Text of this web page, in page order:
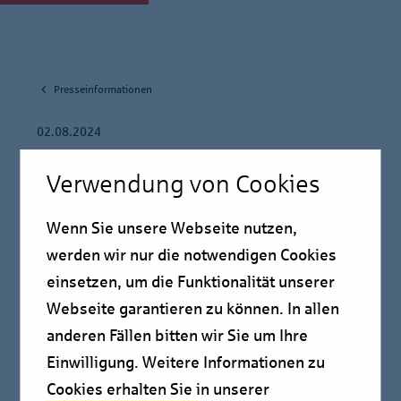
Presseinformationen
02.08.2024
Erster Blockchain
Pfandbrief der Berlin
Hyp erfolgreich emittiert
Pressmitteilung
Erste syndizierte Pfandbrief-Emission auf Basis des
Verwendung von Cookies
Wenn Sie unsere Webseite nutzen,
werden wir nur die notwendigen Cookies
einsetzen, um die Funktionalität unserer
Webseite garantieren zu können. In allen
anderen Fällen bitten wir Sie um Ihre
Einwilligung. Weitere Informationen zu
Cookies erhalten Sie in unserer